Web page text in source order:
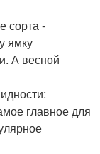
сорта -
ямку
А весной
главное для